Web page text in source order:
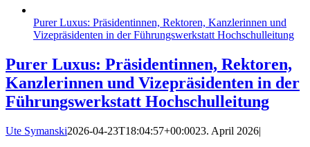
Purer Luxus: Präsidentinnen, Rektoren, Kanzlerinnen und
Vizepräsidenten in der Führungswerkstatt Hochschulleitung
Purer Luxus: Präsidentinnen, Rektoren,
Kanzlerinnen und Vizepräsidenten in der
Führungswerkstatt Hochschulleitung
Ute Symanski2026-04-23T18:04:57+00:0023. April 2026|